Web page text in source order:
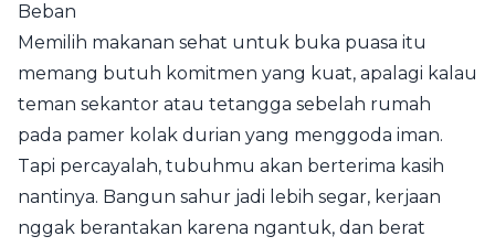
Beban
Memilih makanan sehat untuk buka puasa itu
memang butuh komitmen yang kuat, apalagi kalau
teman sekantor atau tetangga sebelah rumah
pada pamer kolak durian yang menggoda iman.
Tapi percayalah, tubuhmu akan berterima kasih
nantinya. Bangun sahur jadi lebih segar, kerjaan
nggak berantakan karena ngantuk, dan berat